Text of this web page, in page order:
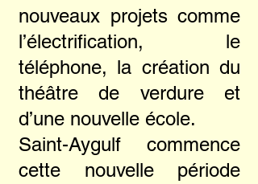
nouveaux projets comme
l’électrification, le
téléphone, la création du
théâtre de verdure et
d’une nouvelle école.
Saint-Aygulf commence
cette nouvelle période